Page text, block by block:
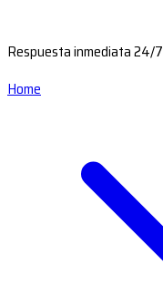
Respuesta inmediata 24/7
Home